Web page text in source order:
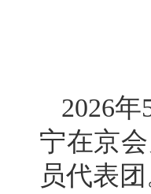
2026
宁在京
员代表团